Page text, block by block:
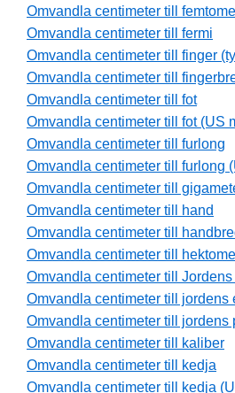
Omvandla centimeter till
Omvandla centimeter till fermi
Omvandla centimeter till finger
Omvandla centimeter till
Omvandla centimeter till fot
Omvandla centimeter till fot (US
Omvandla centimeter till furlong
Omvandla centimeter till furlong
Omvandla centimeter till
Omvandla centimeter till hand
Omvandla centimeter till
Omvandla centimeter till
Omvandla centimeter till
Omvandla centimeter till jordens
Omvandla centimeter till jordens
Omvandla centimeter till kaliber
Omvandla centimeter till kedja
Omvandla centimeter till kedja